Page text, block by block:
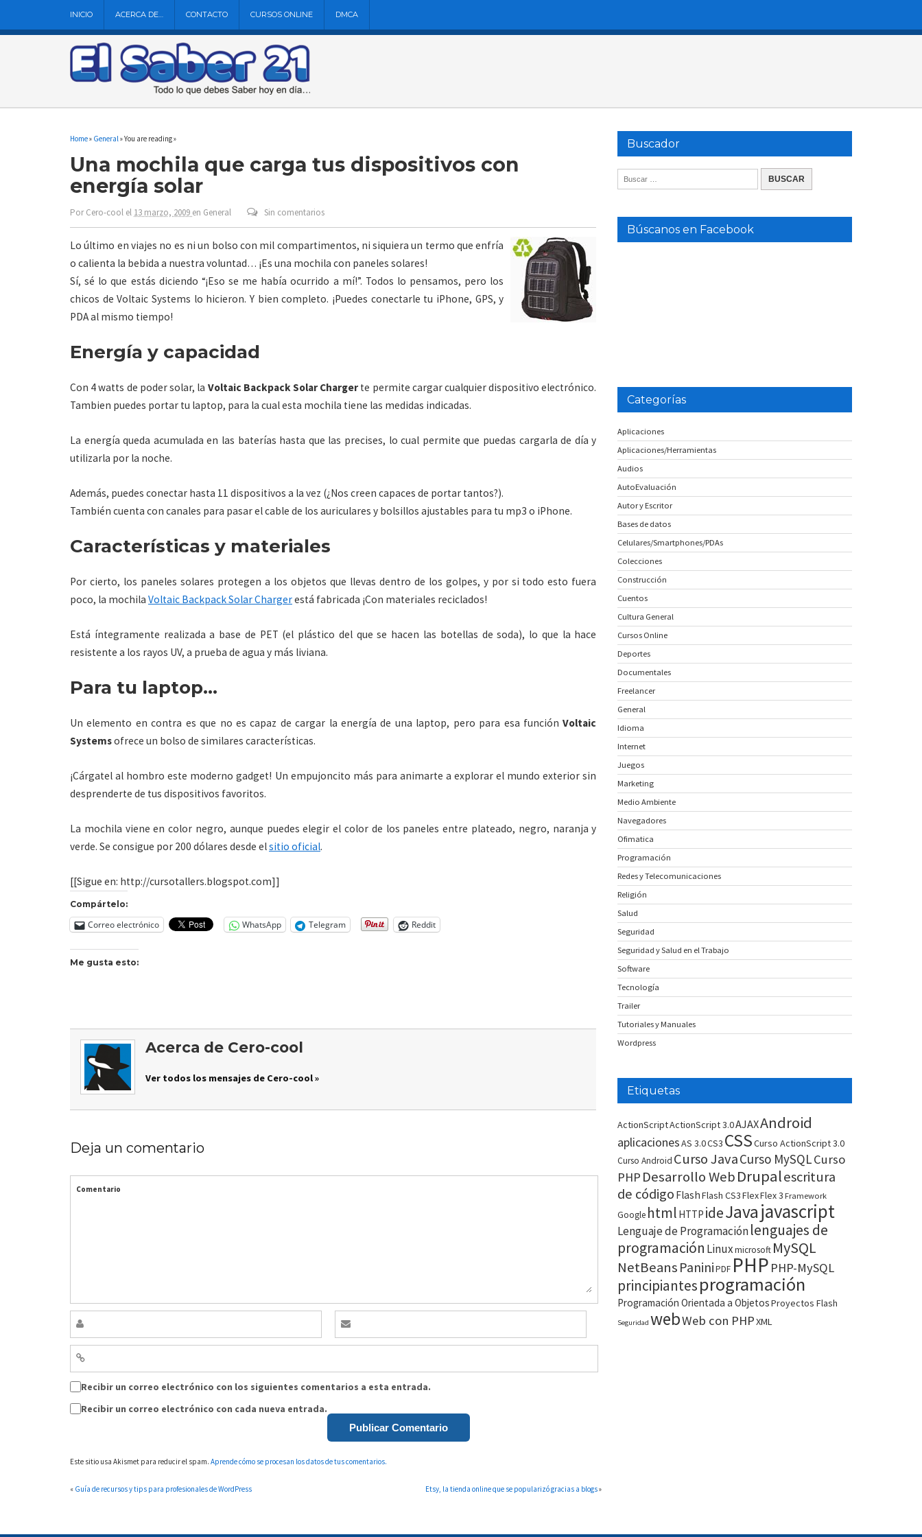
INICIO ACERCA DE… CONTACTO CURSOS ONLINE DMCA
Home» General» You are reading »
Una mochila que carga tus dispositivos con
energía solar
PorCero-cool el 13 marzo, 2009 en General Sin comentarios
Lo último en viajes no es ni un bolso con mil compartimentos, ni siquiera un termo que enfría
o calienta la bebida a nuestra voluntad… ¡Es una mochila con paneles solares!
Sí, sé lo que estás diciendo “¡Eso se me había ocurrido a mí!”. Todos lo pensamos, pero los
chicos de Voltaic Systems lo hicieron. Y bien completo. ¡Puedes conectarle tu iPhone, GPS, y
PDA al mismo tiempo!
Energía y capacidad
Con 4 watts de poder solar, la Voltaic Backpack Solar Charger te permite cargar cualquier dispositivo electrónico.
Tambien puedes portar tu laptop, para la cual esta mochila tiene las medidas indicadas.
La energía queda acumulada en las baterías hasta que las precises, lo cual permite que puedas cargarla de día y
utilizarla por la noche.
Además, puedes conectar hasta 11 dispositivos a la vez (¿Nos creen capaces de portar tantos?).
También cuenta con canales para pasar el cable de los auriculares y bolsillos ajustables para tu mp3 o iPhone.
Características y materiales
Por cierto, los paneles solares protegen a los objetos que llevas dentro de los golpes, y por si todo esto fuera
poco, la mochila Voltaic Backpack Solar Chargerestá fabricada ¡Con materiales reciclados!
Está íntegramente realizada a base de PET (el plástico del que se hacen las botellas de soda), lo que la hace
resistente a los rayos UV, a prueba de agua y más liviana.
Para tu laptop…
Un elemento en contra es que no es capaz de cargar la energía de una laptop, pero para esa funciónVoltaic
Systemsofrece un bolso de similares características.
¡Cárgatel al hombro este moderno gadget! Un empujoncito más para animarte a explorar el mundo exterior sin
desprenderte de tus dispositivos favoritos.
La mochila viene en color negro, aunque puedes elegir el color de los paneles entre plateado, negro, naranja y
verde. Se consigue por 200 dólares desde elsitio oficial.
[[Sigue en: http://cursotallers.blogspot.com]]
Compártelo:
Correo electrónico WhatsApp Telegram Reddit
Me gusta esto:
Acerca de Cero-cool
Ver todos los mensajes de Cero-cool »
Deja un comentario
Comentario
Recibir un correo electrónico con los siguientes comentarios a esta entrada.
Recibir un correo electrónico con cada nueva entrada.
Este sitio usa Akismet para reducir el spam. Aprende cómo se procesan los datos de tus comentarios.
« Guía de recursos y tips para profesionales de WordPress Etsy, la tienda online que se popularizó gracias a blogs»
Buscador
Búscanos en Facebook
Categorías
Aplicaciones
Aplicaciones/Herramientas
Audios
AutoEvaluación
Autor y Escritor
Bases de datos
Celulares/Smartphones/PDAs
Colecciones
Construcción
Cuentos
Cultura General
Cursos Online
Deportes
Documentales
Freelancer
General
Idioma
Internet
Juegos
Marketing
Medio Ambiente
Navegadores
Ofimatica
Programación
Redes y Telecomunicaciones
Religión
Salud
Seguridad
Seguridad y Salud en el Trabajo
Software
Tecnología
Trailer
Tutoriales y Manuales
Wordpress
Etiquetas
ActionScriptActionScript 3.0AJAXAndroid
aplicacionesAS 3.0CS3 CSSCurso ActionScript 3.0
Curso Android Curso JavaCurso MySQLCurso
PHP Desarrollo WebDrupalescritura
de código FlashFlash CS3FlexFlex 3 Framework
Google html HTTP ideJavajavascript
Lenguaje de Programaciónlenguajes de
programación Linuxmicrosoft MySQL
NetBeans PaniniPDF PHP PHP-MySQL
principiantesprogramación
Programación Orientada a ObjetosProyectos Flash
Seguridad webWeb con PHPXML